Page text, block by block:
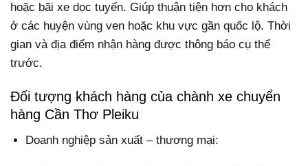
hoặc bãi xe dọc tuyến. Giúp thuận tiện hơn cho khách
ở các huyện vùng ven hoặc khu vực gần quốc lộ. Thời
gian và địa điểm nhận hàng được thông báo cụ thể
trước.
Đối tượng khách hàng của chành xe chuyển
hàng Cần Thơ Pleiku
Doanh nghiệp sản xuất – thương mại: